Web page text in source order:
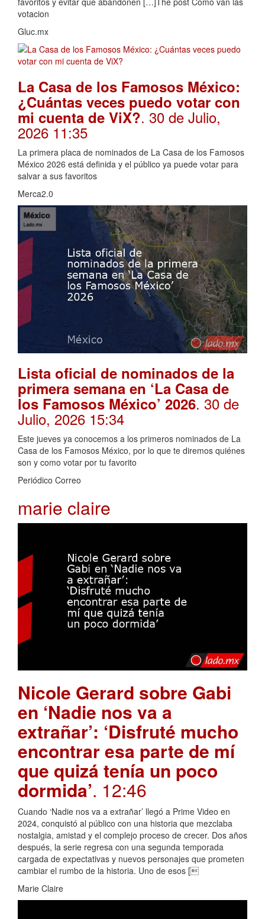
votacion
Gluc.mx
La Casa de los Famosos México:
¿Cuántas veces puedo votar con
mi cuenta de ViX?. 30 de Julio,
2026 11:35
La primera placa de nominados de La Casa de los Famosos
México 2026 está definida y el público ya puede votar para
salvar a sus favoritos
Merca2.0
Lista oficial de nominados de la
primera semana en ‘La Casa de
los Famosos México’ 2026. 30 de
Julio, 2026 15:34
Este jueves ya conocemos a los primeros nominados de La
Casa de los Famosos México, por lo que te diremos quiénes
son y como votar por tu favorito
Periódico Correo
marie claire
Nicole Gerard sobre Gabi
en ‘Nadie nos va a
extrañar’: ‘Disfruté mucho
encontrar esa parte de mí
que quizá tenía un poco
dormida’. 12:46
Cuando ‘Nadie nos va a extrañar’ llegó a Prime Video en
2024, conquistó al público con una historia que mezclaba
nostalgia, amistad y el complejo proceso de crecer. Dos años
después, la serie regresa con una segunda temporada
cargada de expectativas y nuevos personajes que prometen
cambiar el rumbo de la historia. Uno de esos [
Marie Claire